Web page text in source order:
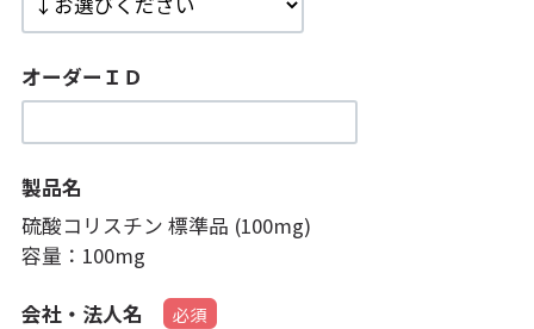
オーダーＩＤ
製品名
硫酸コリスチン 標準品 (100mg)
容量： 100mg
会社・法人名